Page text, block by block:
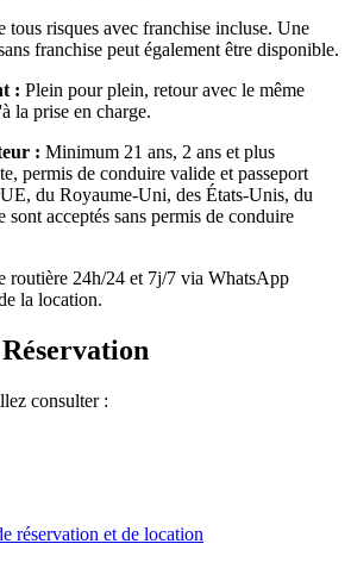
tous risques avec franchise incluse. Une
franchise peut également être disponible.
: Plein pour plein, retour avec le même
la prise en charge.
: Minimum 21 ans, 2 ans et plus
permis de conduire valide et passeport
du Royaume-Uni, des États-Unis, du
acceptés sans permis de conduire
routière 24h/24 et 7j/7 via WhatsApp
la location.
consulter :
réservation et de location